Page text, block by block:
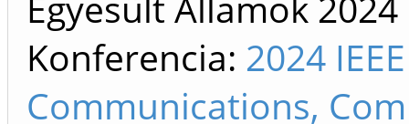
Konferencia: 2024
Communications,